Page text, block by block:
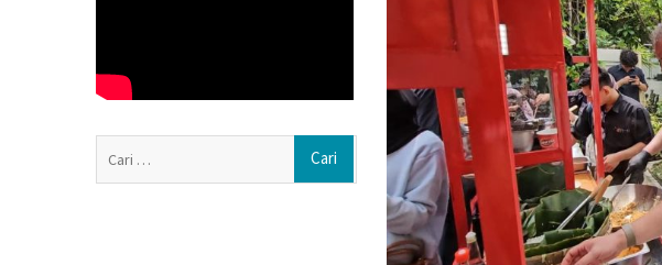
Haedar Nashir Ingatkan Muktamar
Nasyiatul Aisyiyah Utamakan
Persaudaraan
Pemprov Jateng Dorong Nasyiatul
Aisyiyah Jadi Mitra Pembangunan
Memasuki Abad Kedua, Nasyiatul
Aisyiyah Perkuat Gerakan Perempuan
Muda
Cari
untuk: